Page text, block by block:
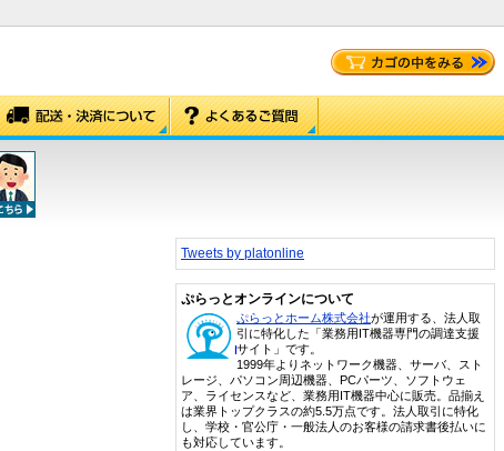
Tweets by platonline
ぷらっとオンラインについて
ぷらっとホーム株式会社が運用する、法人取
引に特化した「業務用IT機器専門の調達支援
サイト」です。
1999年よりネットワーク機器、サーバ、スト
レージ、パソコン周辺機器、PCパーツ、ソフトウェ
ア、ライセンスなど、業務用IT機器中心に販売。品揃え
は業界トップクラスの約5.5万点です。法人取引に特化
し、学校・官公庁・一般法人のお客様の請求書後払いに
も対応しています。